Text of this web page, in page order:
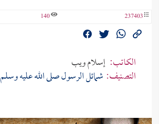
237403
140
الكاتب: إسلام ويب
التصنيف:شمائل الرسول صلى الله عليه وسلم